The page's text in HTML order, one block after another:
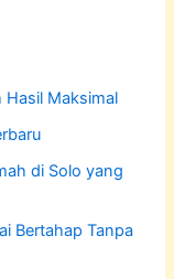
Hasil Maksimal
di Solo yang
Bertahap Tanpa